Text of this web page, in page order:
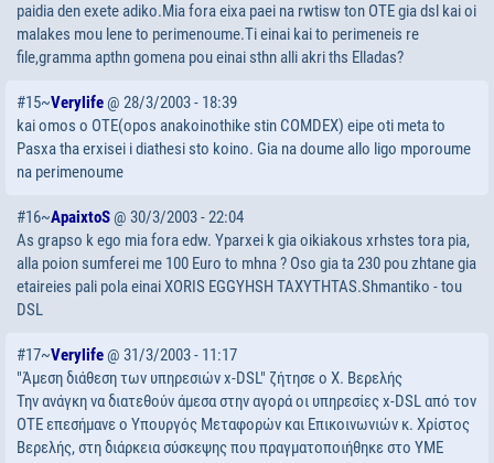
paidia den exete adiko.Mia fora eixa paei na rwtisw ton OTE gia dsl kai oi
malakes mou lene to perimenoume.Ti einai kai to perimeneis re
file,gramma apthn gomena pou einai sthn alli akri ths Elladas?
#15~Verylife@ 28/3/2003 - 18:39
kai omos o OTE(opos anakoinothike stin COMDEX) eipe oti meta to
Pasxa tha erxisei i diathesi sto koino. Gia na doume allo ligo mporoume
na perimenoume
#16~ApaixtoS @ 30/3/2003 - 22:04
As grapso k ego mia fora edw. Yparxei k gia oikiakous xrhstes tora pia,
alla poion sumferei me 100 Euro to mhna ? Oso gia ta 230 pou zhtane gia
etaireies pali pola einai XORIS EGGYHSH TAXYTHTAS.Shmantiko - tou
DSL
#17~Verylife@ 31/3/2003 - 11:17
"Άμεση διάθεση των υπηρεσιών x-DSL" ζήτησε ο Χ. Βερελής
Την ανάγκη να διατεθούν άμεσα στην αγορά οι υπηρεσίες x-DSL από τον
ΟΤΕ επεσήμανε ο Υπουργός Μεταφορών και Επικοινωνιών κ. Χρίστος
Βερελής, στη διάρκεια σύσκεψης που πραγματοποιήθηκε στο ΥΜΕ